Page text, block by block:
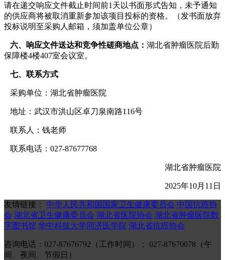
请在递交响应文件截止时间前1天以书面形式告知，未予通知
的供应商将被取消重新参加该项目投标的资格。（发书面放弃
投标说明至采购人邮箱，须加盖单位公章）
六、响应文件送达和竞争性磋商地点： 湖北省肿瘤医院后勤
保障楼4楼407室会议室。
七、联系方式
采购单位：湖北省肿瘤医院
地址：武汉市洪山区卓刀泉南路116号
联系人：钱老师
联系电话：027-87677768
湖北省肿瘤医院
2025年10月11日
友情链接： 中华人民共和国国家卫生健康委员会 中国抗癌协
会 湖北省卫生健康委员会 湖北省医院协会 湖北省肿瘤医院数
字图书馆 华中科技大学同济医学院 湖北省抗癌协会
咨询电话：027-87676792（工作时间）； 027-87670078（午
间、夜间、节假日）